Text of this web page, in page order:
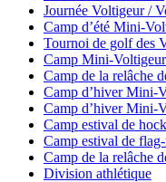
Journée Voltigeur /
Camp d’été Mini-
Tournoi de golf des
Camp Mini-
Camp de la relâche
Camp d’hiver Mini-
Camp d’hiver Mini-
Camp estival de
Camp estival de
Camp de la relâche
Division athlétique